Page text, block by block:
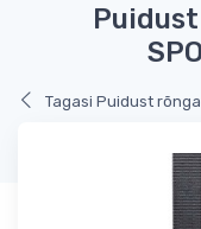
Tagasi Puidust